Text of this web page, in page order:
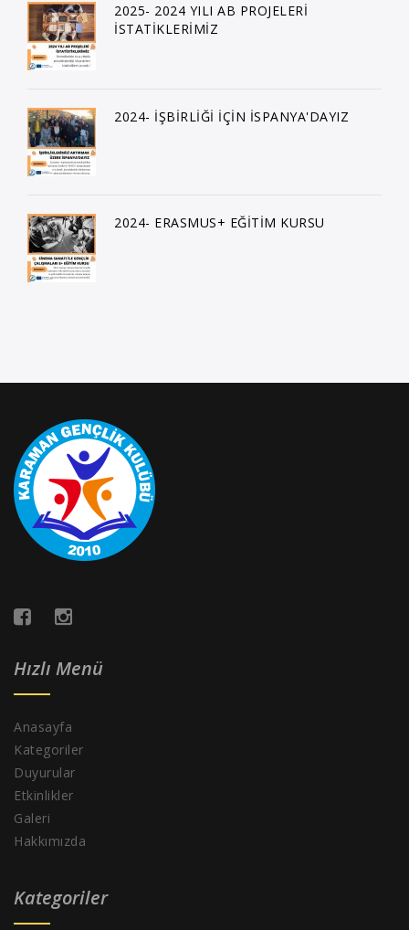
2025- 2024 YILI AB PROJELERİ
İSTATİKLERİMİZ
2024- İŞBİRLİĞİ İÇİN İSPANYA'DAYIZ
2024- ERASMUS+ EĞİTİM KURSU
Hızlı Menü
Anasayfa
Kategoriler
Duyurular
Etkinlikler
Galeri
Hakkımızda
Kategoriler